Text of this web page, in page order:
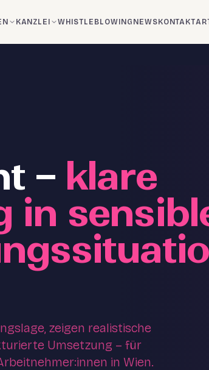
KANZLEI WHISTLEBLOWING NEWSKONTAKT
– klare
in
zeigen realistische
Umsetzung – für
in Wien.